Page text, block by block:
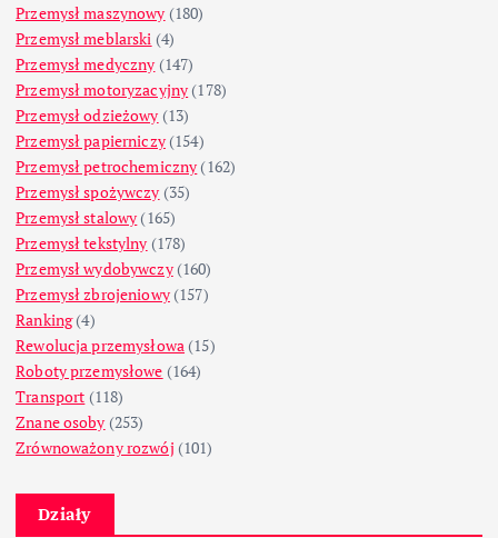
Przemysł maszynowy (180)
Przemysł meblarski (4)
Przemysł medyczny (147)
Przemysł motoryzacyjny (178)
Przemysł odzieżowy (13)
Przemysł papierniczy(154)
Przemysł petrochemiczny (162)
Przemysł spożywczy (35)
Przemysł stalowy (165)
Przemysł tekstylny (178)
Przemysł wydobywczy(160)
Przemysł zbrojeniowy(157)
Ranking(4)
Rewolucja przemysłowa (15)
Roboty przemysłowe (164)
Transport (118)
Znane osoby (253)
Zrównoważony rozwój (101)
Działy